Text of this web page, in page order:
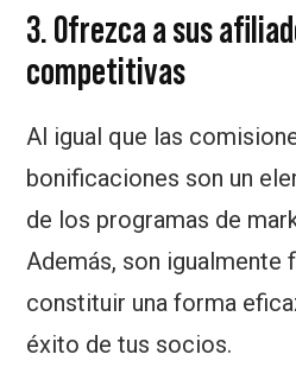
3. Ofrezca a sus
competitivas
Al igual que las
bonificaciones son un
de los programas de
Además, son igualmente
constituir una forma
éxito de tus socios.